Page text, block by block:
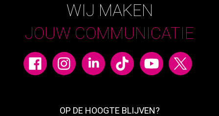
WIJ MAKEN
JOUW COMMUNICATIE
OP DE HOOGTE BLIJVEN?